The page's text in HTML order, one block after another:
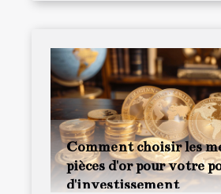
Comment choisir les
pièces d'or pour votre
d'investissement